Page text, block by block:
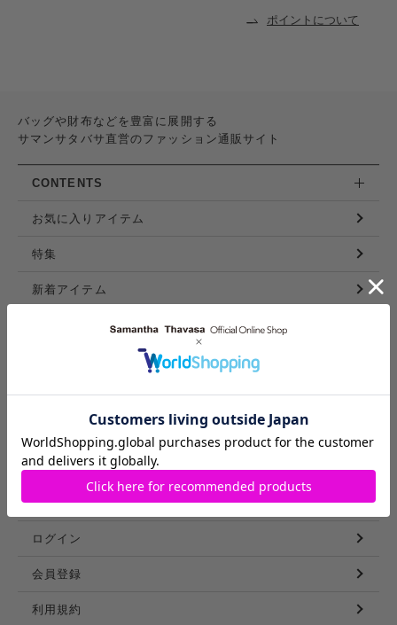
ポイントについて
バッグや財布などを豊富に展開する
サマンサタバサ直営のファッション通販サイト
CONTENTS
お気に入りアイテム
特集
新着アイテム
スタッフリスト
GUIDE
ご利用ガイド
ログイン
会員登録
利用規約